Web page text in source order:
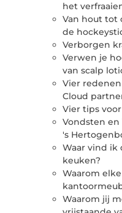
het
Van hout tot
de
Verborgen
Verwen je
van scalp
Vier
Cloud
Vier tips
Vondsten
's
Waar vind ik
keuken?
Waarom
Waarom jij